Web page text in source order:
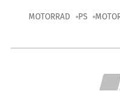
MOTORRAD PS